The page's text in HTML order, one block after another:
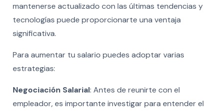
mantenerse actualizado con las últimas tendencias y
tecnologías puede proporcionarte una ventaja
significativa.
Para aumentar tu salario puedes adoptar varias
estrategias:
Negociación Salarial: Antes de reunirte con el
empleador, es importante investigar para entender el